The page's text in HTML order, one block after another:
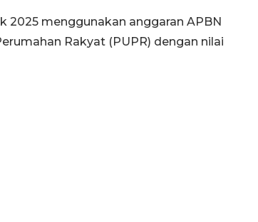
2025 menggunakan anggaran APBN
Rakyat (PUPR) dengan nilai